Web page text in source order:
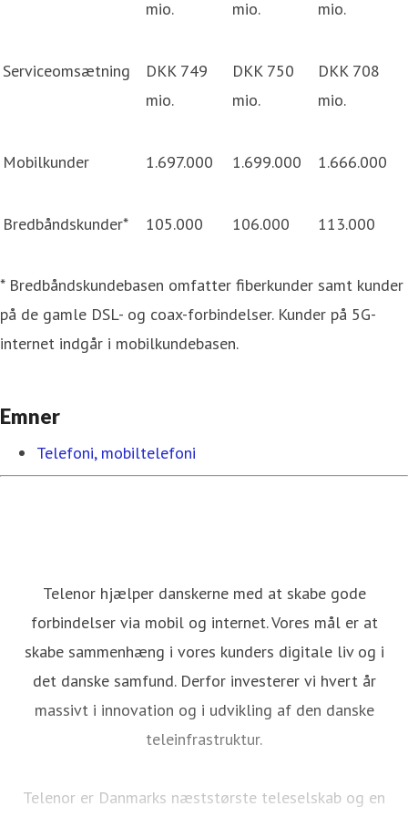
mio. mio. mio.
Serviceomsætning
DKK 749
mio.
DKK 750
mio.
DKK 708
mio.
Mobilkunder 1.697.000 1.699.000 1.666.000
Bredbåndskunder* 105.000 106.000 113.000
* Bredbåndskundebasen omfatter fiberkunder samt kunder
på de gamle DSL- og coax-forbindelser. Kunder på 5G-
internet indgår i mobilkundebasen.
Emner
Telefoni, mobiltelefoni
Telenor hjælper danskerne med at skabe gode
forbindelser via mobil og internet. Vores mål er at
skabe sammenhæng i vores kunders digitale liv og i
det danske samfund. Derfor investerer vi hvert år
massivt i innovation og i udvikling af den danske
teleinfrastruktur.
Telenor er Danmarks næststørste teleselskab og en